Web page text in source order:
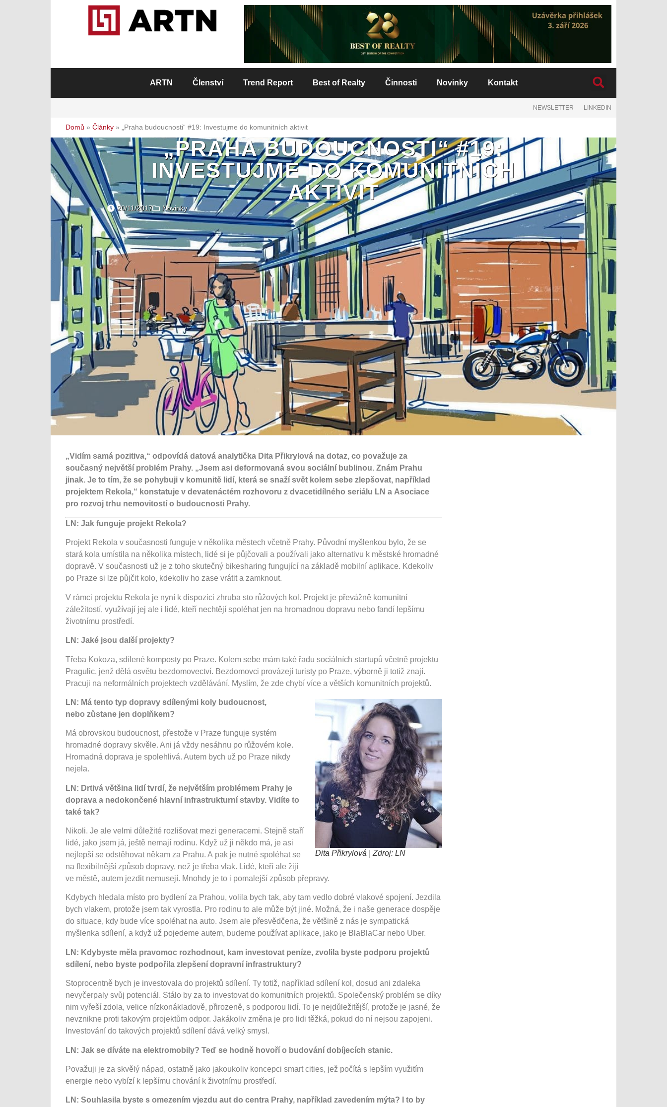
ARTN Členství Trend Report Best of Realty Činnosti Novinky Kontakt
NEWSLETTER LINKEDIN
Domů » Články » „Praha budoucnosti“ #19: Investujme do komunitních aktivit
„PRAHA BUDOUCNOSTI“ #19:
INVESTUJME DO KOMUNITNÍCH
AKTIVIT
20/11/2017 Novinky
„Vidím samá pozitiva,“ odpovídá datová analytička Dita Přikrylová na dotaz, co považuje za
současný největší problém Prahy. „Jsem asi deformovaná svou sociální bublinou. Znám Prahu
jinak. Je to tím, že se pohybuji v komunitě lidí, která se snaží svět kolem sebe zlepšovat, například
projektem Rekola,“ konstatuje v devatenáctém rozhovoru z dvacetidílného seriálu LN a Asociace
pro rozvoj trhu nemovitostí o budoucnosti Prahy.
LN: Jak funguje projekt Rekola?
Projekt Rekola v současnosti funguje v několika městech včetně Prahy. Původní myšlenkou bylo, že se
stará kola umístila na několika místech, lidé si je půjčovali a používali jako alternativu k městské hromadné
dopravě. V současnosti už je z toho skutečný bikesharing fungující na základě mobilní aplikace. Kdekoliv
po Praze si lze půjčit kolo, kdekoliv ho zase vrátit a zamknout.
V rámci projektu Rekola je nyní k dispozici zhruba sto růžových kol. Projekt je převážně komunitní
záležitostí, využívají jej ale i lidé, kteří nechtějí spoléhat jen na hromadnou dopravu nebo fandí lepšímu
životnímu prostředí.
LN: Jaké jsou další projekty?
Třeba Kokoza, sdílené komposty po Praze. Kolem sebe mám také řadu sociálních startupů včetně projektu
Pragulic, jenž dělá osvětu bezdomovectví. Bezdomovci provázejí turisty po Praze, výborně ji totiž znají.
Pracuji na neformálních projektech vzdělávání. Myslím, že zde chybí více a větších komunitních projektů.
Dita Přikrylová | Zdroj: LN
LN: Má tento typ dopravy sdílenými koly budoucnost,
nebo zůstane jen doplňkem?
Má obrovskou budoucnost, přestože v Praze funguje systém
hromadné dopravy skvěle. Ani já vždy nesáhnu po růžovém kole.
Hromadná doprava je spolehlivá. Autem bych už po Praze nikdy
nejela.
LN: Drtivá většina lidí tvrdí, že největším problémem Prahy je
doprava a nedokončené hlavní infrastrukturní stavby. Vidíte to
také tak?
Nikoli. Je ale velmi důležité rozlišovat mezi generacemi. Stejně staří
lidé, jako jsem já, ještě nemají rodinu. Když už ji někdo má, je asi
nejlepší se odstěhovat někam za Prahu. A pak je nutné spoléhat se
na flexibilnější způsob dopravy, než je třeba vlak. Lidé, kteří ale žijí
ve městě, autem jezdit nemusejí. Mnohdy je to i pomalejší způsob přepravy.
Kdybych hledala místo pro bydlení za Prahou, volila bych tak, aby tam vedlo dobré vlakové spojení. Jezdila
bych vlakem, protože jsem tak vyrostla. Pro rodinu to ale může být jiné. Možná, že i naše generace dospěje
do situace, kdy bude více spoléhat na auto. Jsem ale přesvědčena, že většině z nás je sympatická
myšlenka sdílení, a když už pojedeme autem, budeme používat aplikace, jako je BlaBlaCar nebo Uber.
LN: Kdybyste měla pravomoc rozhodnout, kam investovat peníze, zvolila byste podporu projektů
sdílení, nebo byste podpořila zlepšení dopravní infrastruktury?
Stoprocentně bych je investovala do projektů sdílení. Ty totiž, například sdílení kol, dosud ani zdaleka
nevyčerpaly svůj potenciál. Stálo by za to investovat do komunitních projektů. Společenský problém se díky
nim vyřeší zdola, velice nízkonákladově, přirozeně, s podporou lidí. To je nejdůležitější, protože je jasné, že
nevznikne proti takovým projektům odpor. Jakákoliv změna je pro lidi těžká, pokud do ní nejsou zapojeni.
Investování do takových projektů sdílení dává velký smysl.
LN: Jak se díváte na elektromobily? Teď se hodně hovoří o budování dobíjecích stanic.
Považuji je za skvělý nápad, ostatně jako jakoukoliv koncepci smart cities, jež počítá s lepším využitím
energie nebo vybízí k lepšímu chování k životnímu prostředí.
LN: Souhlasila byste s omezením vjezdu aut do centra Prahy, například zavedením mýta? I to by